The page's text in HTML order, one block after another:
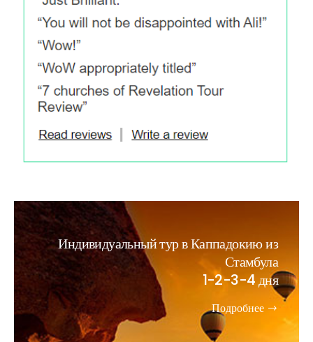
Индивидуальный тур в Каппадокию из
Стамбула
1-2-3-4 дня
Подробнее